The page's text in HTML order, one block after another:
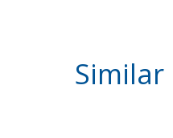
Similar